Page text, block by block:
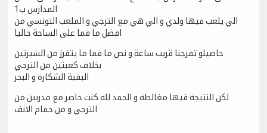
المدارس ب1
الي يلعب فيها ولدي و الي هي مع الترجي و الملعب التونسي من
افضل ما فما على الساحة حاليا
حاصيلو تفرجنا قريب ساعة و نص ما فما ما يتفرز من الشيرتين
بخلاف كعبتين من الترجي
البقية الشكارة و البحر
لكن النتيجة فيها مغالطة و الحمد لله كنت حاضر مع مدربين من
الترجي و من حمام الانف